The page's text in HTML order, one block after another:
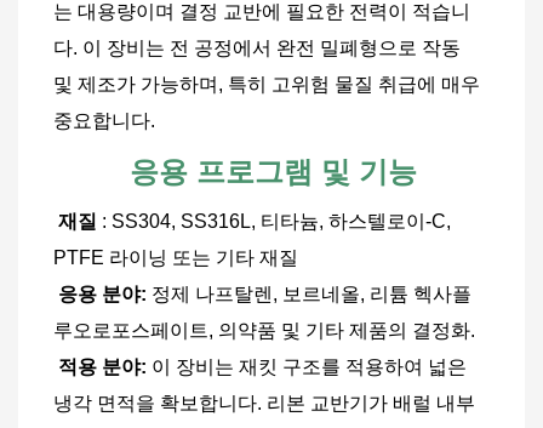
는 대용량이며 결정 교반에 필요한 전력이 적습니
다. 이 장비는 전 공정에서 완전 밀폐형으로 작동
및 제조가 가능하며, 특히 고위험 물질 취급에 매우
중요합니다.
응용 프로그램 및 기능
재질 : SS304, SS316L, 티타늄, 하스텔로이-C,
PTFE 라이닝 또는 기타 재질
응용 분야: 정제 나프탈렌, 보르네올, 리튬 헥사플
루오로포스페이트, 의약품 및 기타 제품의 결정화.
적용 분야: 이 장비는 재킷 구조를 적용하여 넓은
냉각 면적을 확보합니다. 리본 교반기가 배럴 내부